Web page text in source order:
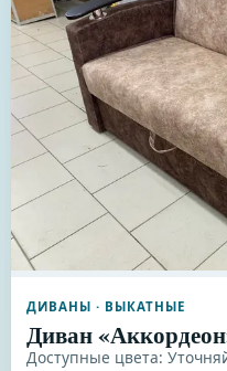
ДИВАНЫ · ВЫКАТНЫЕ
Диван
Доступные цвета: